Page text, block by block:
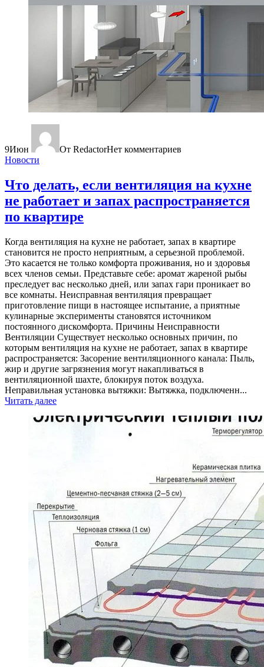
9Июн От RedactorНет комментариев
Новости
Что делать, если вентиляция на кухне
не работает и запах распространяется
по квартире
Когда вентиляция на кухне не работает, запах в квартире
становится не просто неприятным, а серьезной проблемой.
Это касается не только комфорта проживания, но и здоровья
всех членов семьи. Представьте себе: аромат жареной рыбы
преследует вас несколько дней, или запах гари проникает во
все комнаты. Неисправная вентиляция превращает
приготовление пищи в настоящее испытание, а приятные
кулинарные эксперименты становятся источником
постоянного дискомфорта. Причины Неисправности
Вентиляции Существует несколько основных причин, по
которым вентиляция на кухне не работает, запах в квартире
распространяется: Засорение вентиляционного канала: Пыль,
жир и другие загрязнения могут накапливаться в
вентиляционной шахте, блокируя поток воздуха.
Неправильная установка вытяжки: Вытяжка, подключенн...
Читать далее